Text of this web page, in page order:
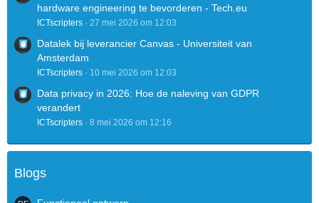
hardware engineering te bevorderen - Tech.eu
ICTscripters 27 mei 2026 om 12:03
Datalek bij leverancier Canvas - Universiteit van
Amsterdam
ICTscripters 10 mei 2026 om 12:03
Data privacy in 2026: Hoe de naleving van GDPR
verandert
ICTscripters 8 mei 2026 om 12:16
Blogs